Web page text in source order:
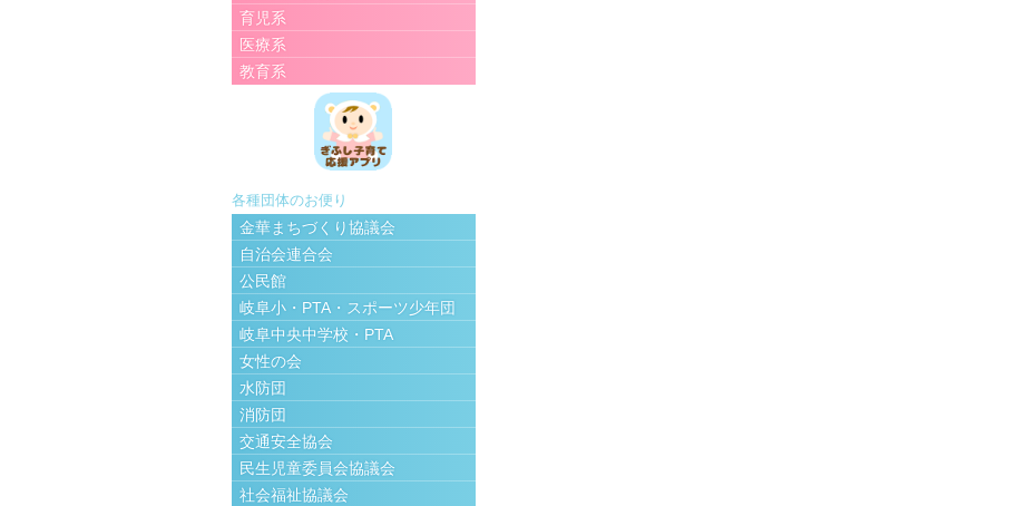
育児系
医療系
教育系
各種団体のお便り
金華まちづくり協議会
自治会連合会
公民館
岐阜小・PTA・スポーツ少年団
岐阜中央中学校・PTA
女性の会
水防団
消防団
交通安全協会
民生児童委員会協議会
社会福祉協議会